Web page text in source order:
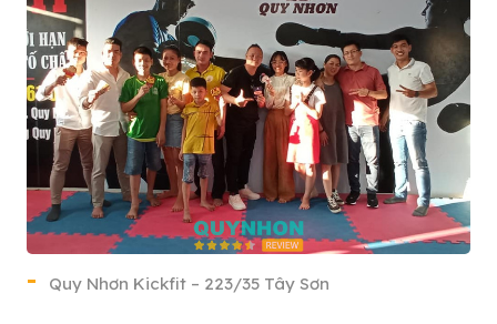
Quy Nhơn Kickfit – 223/35 Tây Sơn